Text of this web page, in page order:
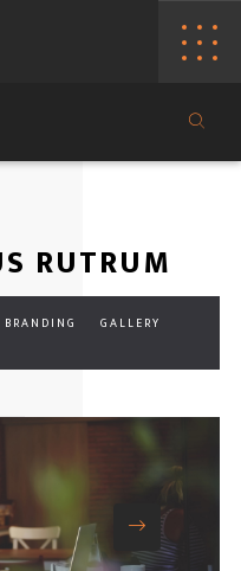
RUTRUM
BRANDING
GALLERY